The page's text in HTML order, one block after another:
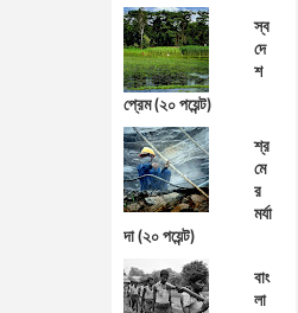
স্ব
দে
শ
প্রেম (২০ পয়েন্ট)
শ্র
মে
র
মর্যা
দা (২০ পয়েন্ট)
বাং
লা